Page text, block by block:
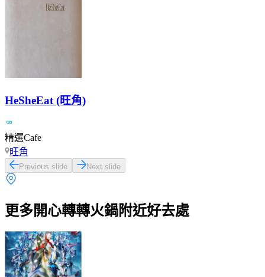
HeSheEat (旺角)
精選Cafe
旺角
Previous slide Next slide
更多開心轉轉火鍋附近好去處